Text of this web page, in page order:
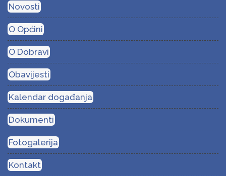
Novosti
O Općini
O Dobravi
Obavijesti
Kalendar događanja
Dokumenti
Fotogalerija
Kontakt